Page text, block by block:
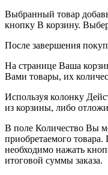
Выбранный товар
кнопку В корзину.
После завершения
На странице Ваша
Вами товары, их
Используя колонку
из корзины, либо
В поле Количество Вы
приобретаемого товара.
необходимо нажать
итоговой суммы заказа.